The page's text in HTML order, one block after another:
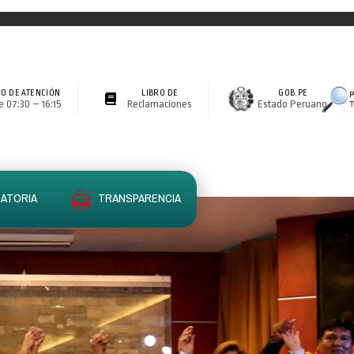
DE ATENCIÓN
07:30 – 16:15
LIBRO DE
Reclamaciones
GOB.PE
Estado Peruano
TRANSPARENCIA